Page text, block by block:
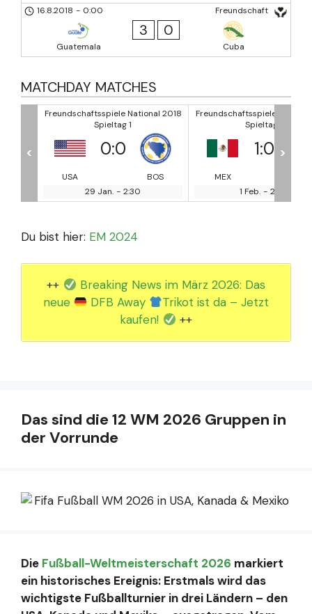
Freundschaft
16.8.2018 - 0:00
Guatemala
3 0
Cuba
MATCHDAY MATCHES
Freundschaftsspiele National 2018
Spieltag 1
MEX
1:0
BOS
1 Feb. - 2:00
Freundschaftsspiele
Spieltag 1
SAU
3:0
26 Feb. - 17:30
< >
Du bist hier: EM 2024
++
Breaking News im März 2026: Das
neue
DFB Away
Trikot ist da – Jetzt
kaufen!
++
Das sind die 12 WM 2026 Gruppen in
der Vorrunde
Die Fußball-Weltmeisterschaft 2026 markiert
ein historisches Ereignis: Erstmals wird das
wichtigste Fußballturnier in drei Ländern – den